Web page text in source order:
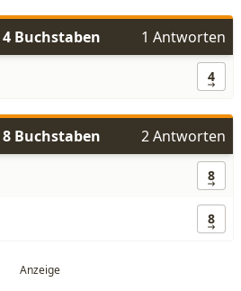
Buchstaben
1 Antworten
4
Buchstaben
2 Antworten
8
8